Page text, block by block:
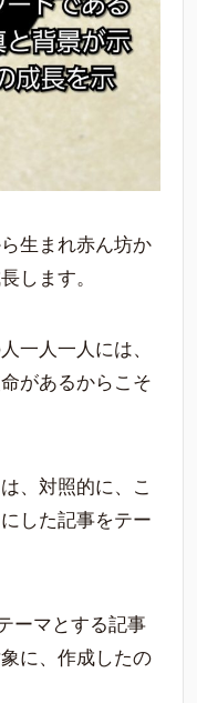
生まれ赤ん坊か
します。
一人一人には、
があるからこそ
、対照的に、こ
した記事をテー
ーマとする記事
に、作成したの